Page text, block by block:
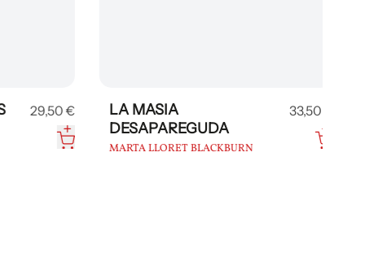
29,50 €
LA MASIA
DESAPAREGUDA
MARTA LLORET BLACKBURN
33,50 €